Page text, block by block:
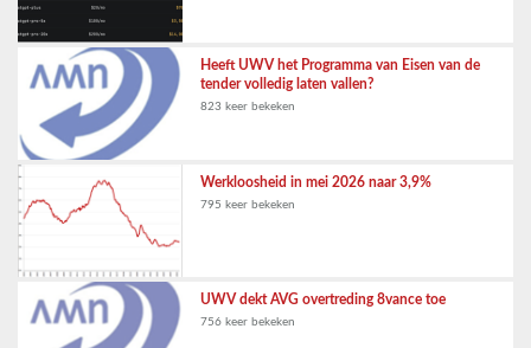
Heeft UWV het Programma van Eisen van de
tender volledig laten vallen?
823 keer bekeken
Werkloosheid in mei 2026 naar 3,9%
795 keer bekeken
UWV dekt AVG overtreding 8vance toe
756 keer bekeken